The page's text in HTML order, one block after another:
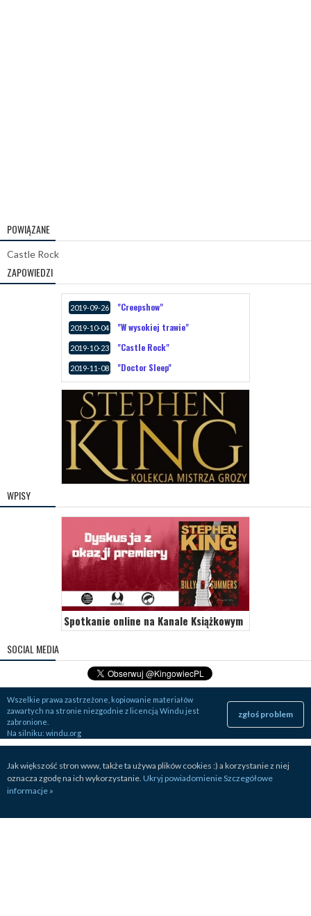
POWIĄZANE
Castle Rock
ZAPOWIEDZI
2019-09-26 "Creepshow"
2019-10-04 "W wysokiej trawie"
2019-10-23 "Castle Rock"
2019-11-08 "Doctor Sleep"
WPISY
Spotkanie online na Kanale Książkowym
SOCIAL MEDIA
zgłoś problem
Wszelkie prawa zastrzeżone, kopiowanie materiałów
zawartych na stronie niezgodnie z licencją Windu jest
zabronione.
Na silniku: windu.org
Jak większość stron www, także ta używa plików cookies :) a korzystanie z niej
oznacza zgodę na ich wykorzystanie. Ukryj powiadomienieSzczegółowe
informacje »